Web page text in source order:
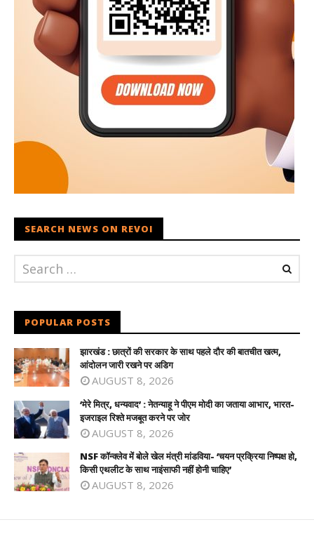
SEARCH NEWS ON REVOI
POPULAR POSTS
झारखंड : छात्रों की सरकार के साथ पहले दौर की बातचीत खत्म,
आंदोलन जारी रखने पर अडिग
AUGUST 8, 2026
‘मेरे मित्र, धन्यवाद’ : नेतन्याहू ने पीएम मोदी का जताया आभार, भारत-
इजराइल रिश्ते मजबूत करने पर जोर
AUGUST 8, 2026
NSF कॉन्क्लेव में बोले खेल मंत्री मांडविया- ‘चयन प्रक्रिया निष्पक्ष हो,
किसी एथलीट के साथ नाइंसाफी नहीं होनी चाहिए’
AUGUST 8, 2026